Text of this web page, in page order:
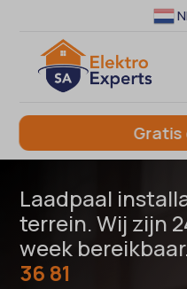
Laadpaal
terrein. Wij zijn
week
36 81